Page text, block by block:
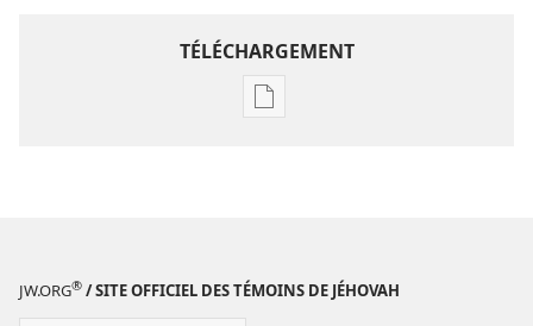
TÉLÉCHARGEMENT
Options
Étude
JW.ORG® / SITE OFFICIEL DES TÉMOINS DE JÉHOVAH